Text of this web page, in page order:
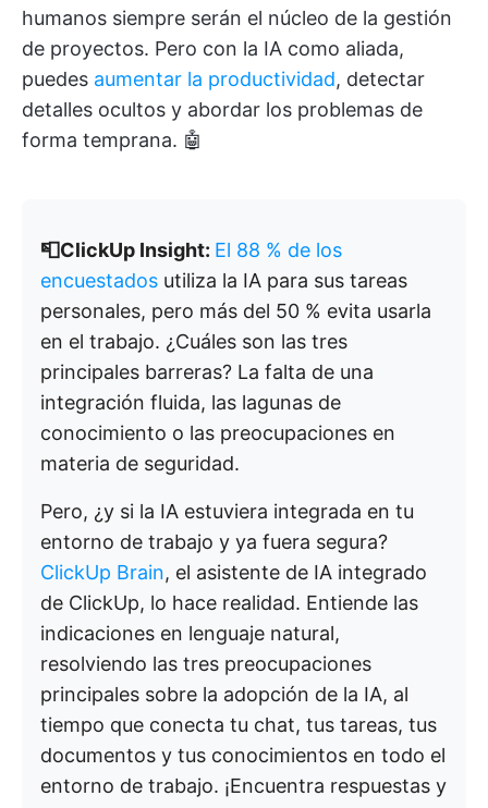
humanos siempre serán el núcleo de la gestión
de proyectos. Pero con la IA como aliada,
puedes aumentar la productividad, detectar
detalles ocultos y abordar los problemas de
forma temprana. 🤖
📮ClickUp Insight: El 88 % de los
encuestados utiliza la IA para sus tareas
personales, pero más del 50 % evita usarla
en el trabajo. ¿Cuáles son las tres
principales barreras? La falta de una
integración fluida, las lagunas de
conocimiento o las preocupaciones en
materia de seguridad.
Pero, ¿y si la IA estuviera integrada en tu
entorno de trabajo y ya fuera segura?
ClickUp Brain, el asistente de IA integrado
de ClickUp, lo hace realidad. Entiende las
indicaciones en lenguaje natural,
resolviendo las tres preocupaciones
principales sobre la adopción de la IA, al
tiempo que conecta tu chat, tus tareas, tus
documentos y tus conocimientos en todo el
entorno de trabajo. ¡Encuentra respuestas y